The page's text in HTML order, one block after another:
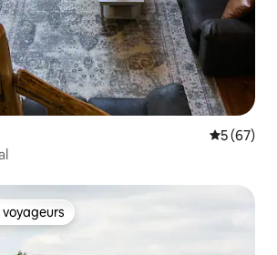
5 (67)
les plus appréciés